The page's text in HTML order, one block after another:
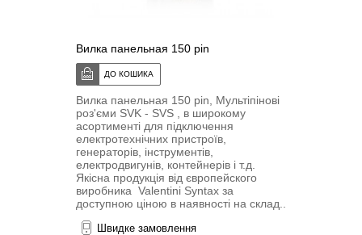
Вилка панельная 150 pin
Вилка панельная 150 pin, Мультіпіновi
роз'єми SVK - SVS , в широкому
асортименті для підключення
електротехнічних пристроїв,
генераторів, інструментів,
електродвигунів, контейнерів і т.д.
Якісна продукція від європейского
виробника Valentini Syntax за
доступною ціною в наявності на склад..
Швидке замовлення